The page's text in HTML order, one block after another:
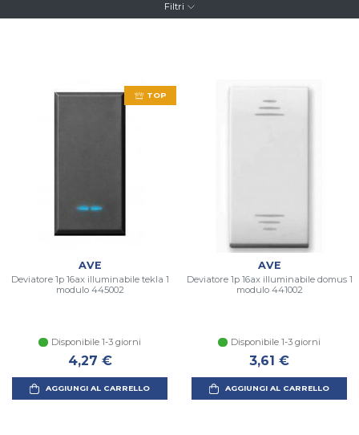
Filtri
TOP
AVE
Deviatore 1p 16ax illuminabile tekla 1
modulo 445002
Disponibile 1-3 giorni
4,27 €
AGGIUNGI AL CARRELLO
AVE
Deviatore 1p 16ax illuminabile domus 1
modulo 441002
Disponibile 1-3 giorni
3,61 €
AGGIUNGI AL CARRELLO